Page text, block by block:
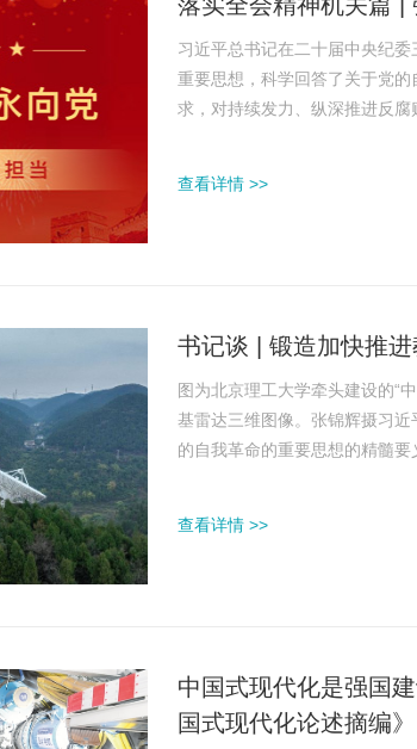
习近平总书记在二十届中央纪
重要思想，科学回答了关于党
求，对持续发力、纵深推进反
图”，对纵深推...
查看详情 >>
书记谈 | 锻造加快推
图为北京理工大学牵头建设的“
基雷达三维图像。张锦辉摄习
的自我革命的重要思想的精髓
命的重要思想与习近平总书记关...
查看详情 >>
中国式现代化是强国
国式现代化论述摘编》